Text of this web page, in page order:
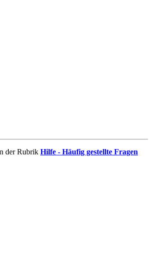
der Rubrik Hilfe - Häufig gestellte Fragen